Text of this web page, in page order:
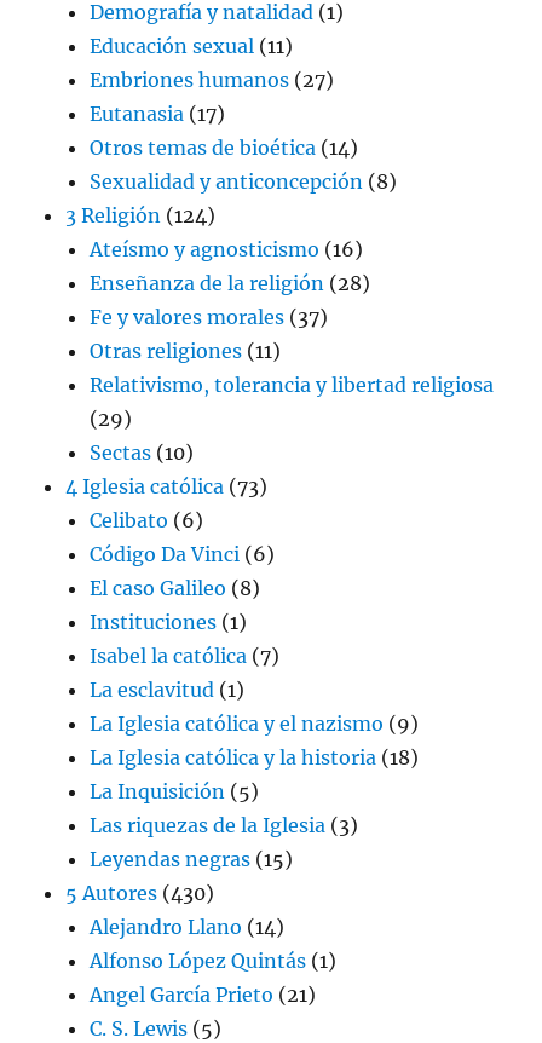
Demografía y natalidad (1)
Educación sexual (11)
Embriones humanos (27)
Eutanasia (17)
Otros temas de bioética (14)
Sexualidad y anticoncepción (8)
3 Religión (124)
Ateísmo y agnosticismo (16)
Enseñanza de la religión (28)
Fe y valores morales (37)
Otras religiones (11)
Relativismo, tolerancia y libertad religiosa
(29)
Sectas (10)
4 Iglesia católica (73)
Celibato (6)
Código Da Vinci (6)
El caso Galileo (8)
Instituciones (1)
Isabel la católica (7)
La esclavitud (1)
La Iglesia católica y el nazismo (9)
La Iglesia católica y la historia (18)
La Inquisición (5)
Las riquezas de la Iglesia (3)
Leyendas negras (15)
5 Autores (430)
Alejandro Llano (14)
Alfonso López Quintás (1)
Angel García Prieto (21)
C. S. Lewis (5)